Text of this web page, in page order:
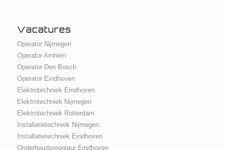
Vacatures
Operator Nijmegen
Operator Arnhem
Operator Den Bosch
Operator Eindhoven
Elektrotechniek Eindhoven
Elektrotechniek Nijmegen
Elektrotechniek Rotterdam
Installatietechniek Nijmegen
Installatietechniek Eindhoven
Onderhoudsmonteur Eindhoven